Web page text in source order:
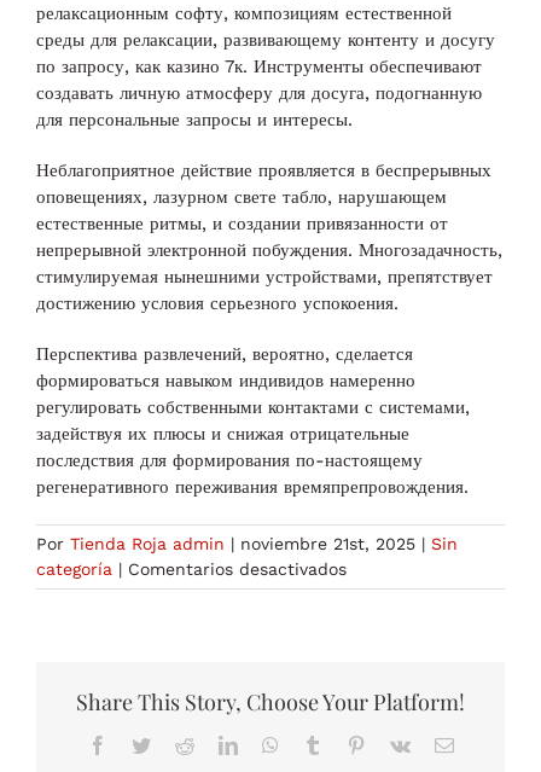
релаксационным софту, композициям естественной
среды для релаксации, развивающему контенту и досугу
по запросу, как казино 7к. Инструменты обеспечивают
создавать личную атмосферу для досуга, подогнанную
для персональные запросы и интересы.
Неблагоприятное действие проявляется в беспрерывных
оповещениях, лазурном свете табло, нарушающем
естественные ритмы, и создании привязанности от
непрерывной электронной побуждения. Многозадачность,
стимулируемая нынешними устройствами, препятствует
достижению условия серьезного успокоения.
Перспектива развлечений, вероятно, сделается
формироваться навыком индивидов намеренно
регулировать собственными контактами с системами,
задействуя их плюсы и снижая отрицательные
последствия для формирования по-настоящему
регенеративного переживания времяпрепровождения.
Por Tienda Roja admin | noviembre 21st, 2025 | Sin
categoría | Comentarios desactivadosen
Каким
преобразует
об
Share This Story, Choose Your Platform!
Facebook
TwitterRedditLinkedInWhatsApp
Tumblr Pinterest
Vk
Correo